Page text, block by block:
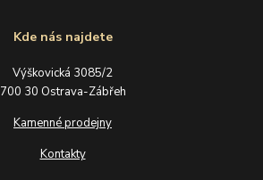
Kde nás najdete
Výškovická 3085/2
700 30 Ostrava-Zábřeh
Kamenné prodejny
Kontakty